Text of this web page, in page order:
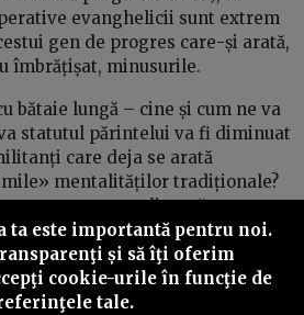
evanghelicii sunt extrem
gen de progres care-și arată,
îmbrățișat, minusurile.
bătaie lungă – cine și cum ne va
statutul părintelui va fi diminuat
care deja se arată
mentalităților tradiționale?
cumva, se canalizează spre un
vot care însă nu
unui viitor liniștit”.
celorlalte culte
ta este importantă pentru noi.
și să îţi oferim
cookie-urile în funcţie de
tale.